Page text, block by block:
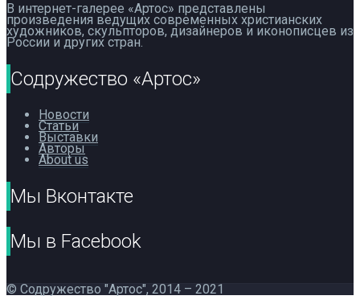
В интернет-галерее «Артос» представлены
произведения ведущих современных христианских
художников, скульпторов, дизайнеров и иконописцев из
России и других стран.
Содружество «Артос»
Новости
Статьи
Выставки
Авторы
About us
Мы Вконтакте
Мы в Facebook
© Содружество "Артос", 2014 – 2021